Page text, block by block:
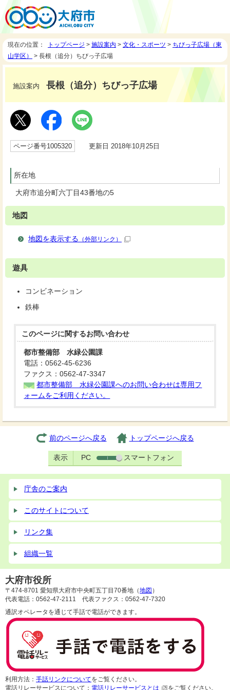
現在の位置： トップページ > 施設案内 > 文化・スポーツ > ちびっ子広場（東
山学区）
> 長根（追分）ちびっ子広場
施設案内 長根（追分）ちびっ子広場
ページ番号1005320 更新日 2018年10月25日
所在地
大府市追分町六丁目43番地の5
地図
地図を表示する （外部リンク）
遊具
コンビネーション
鉄棒
このページに関するお問い合わせ
都市整備部 水緑公園課
電話：0562-45-6236
ファクス：0562-47-3347
都市整備部 水緑公園課へのお問い合わせは専用フ
ォームをご利用ください。
前のページへ戻る トップページへ戻る
表示 PC スマートフォン
庁舎のご案内
このサイトについて
リンク集
組織一覧
大府市役所
〒474-8701 愛知県大府市中央町五丁目70番地（地図 ）
代表電話：0562-47-2111 代表ファクス：0562-47-7320
通訳オペレータを通じて手話で電話ができます。
利用方法： 手話リンクについてをご覧ください。
電話リレーサービスについて： 電話リレーサービスとは をご覧ください。